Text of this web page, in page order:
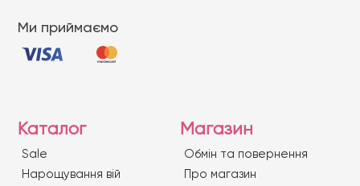
Ми приймаємо
Каталог
Sale
Нарощування вій
Магазин
Обмін та повернення
Про магазин